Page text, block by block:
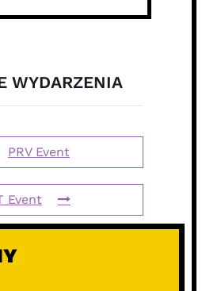
WYDARZENIA
PRV Event
Event